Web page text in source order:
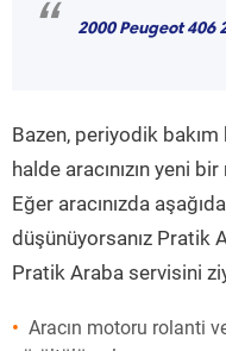
“ 2000 Peugeot 406
Bazen, periyodik
halde aracınızın yeni
Eğer aracınızda
düşünüyorsanız Pratik
Pratik Araba servisini
Aracın motoru rolanti